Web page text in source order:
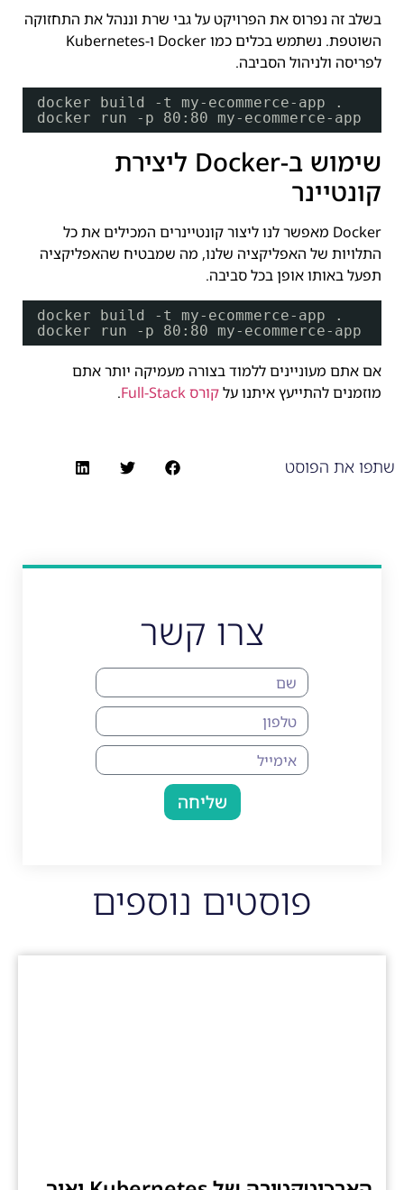
בשלב זה נפרוס את הפרויקט על גבי שרת וננהל את התחזוקה
השוטפת. נשתמש בכלים כמו Docker ו-Kubernetes
לפריסה ולניהול הסביבה.
docker build -t my-ecommerce-app .
docker run -p 80:80 my-ecommerce-app
שימוש ב-Docker ליצירת
קונטיינר
Docker מאפשר לנו ליצור קונטיינרים המכילים את כל
התלויות של האפליקציה שלנו, מה שמבטיח שהאפליקציה
תפעל באותו אופן בכל סביבה.
docker build -t my-ecommerce-app .
docker run -p 80:80 my-ecommerce-app
אם אתם מעוניינים ללמוד בצורה מעמיקה יותר אתם
מוזמנים להתייעץ איתנו עלקורס Full-Stack .
שתפו את הפוסט
צרו קשר
שליחה
פוסטים נוספים